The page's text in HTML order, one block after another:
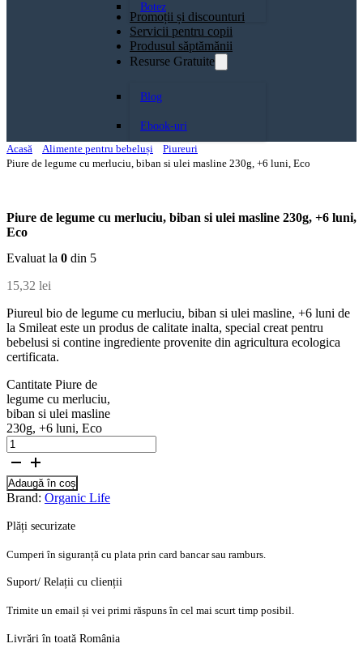
Botez
Promoții și discounturi
Servicii pentru copii
Produsul săptămănii
Resurse Gratuite
Blog
Ebook-uri
Acasă
Alimente pentru bebeluși
Piureuri
Piure de legume cu merluciu, biban si ulei masline 230g, +6 luni, Eco
Piure de legume cu merluciu, biban si ulei masline 230g, +6 luni,
Eco
Evaluat la 0 din 5
15,32 lei
Piureul bio de legume cu merluciu, biban si ulei masline, +6 luni de
la Smileat este un produs de calitate inalta, special creat pentru
bebelusi si contine ingrediente provenite din agricultura ecologica
certificata.
Cantitate Piure de
legume cu merluciu,
biban si ulei masline
230g, +6 luni, Eco
Adaugă în coș
Brand: Organic Life
Plăți securizate
Cumperi în siguranță cu plata prin card bancar sau ramburs.
Suport/ Relații cu clienții
Trimite un email și vei primi răspuns în cel mai scurt timp posibil.
Livrări în toată România